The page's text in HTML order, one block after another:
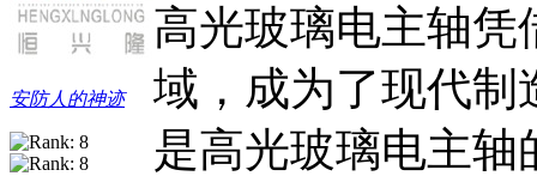
安防人的神迹
高光玻璃电主轴凭
域，成为了现代制
是高光玻璃电主